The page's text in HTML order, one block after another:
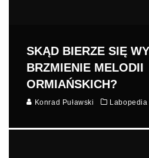
SKĄD BIERZE SIĘ
BRZMIENIE MELODII
ORMIAŃSKICH?
Konrad Puławski Labopedia